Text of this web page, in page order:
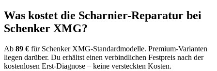
Was kostet die Scharnier-Reparatur bei
Schenker XMG?
Ab 89 € für Schenker XMG-Standardmodelle. Premium-Varianten
liegen darüber. Du erhältst einen verbindlichen Festpreis nach der
kostenlosen Erst-Diagnose – keine versteckten Kosten.